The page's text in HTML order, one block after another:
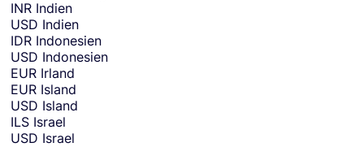
INR Indien
USD Indien
IDR Indonesien
USD Indonesien
EUR Irland
EUR Island
USD Island
ILS Israel
USD Israel